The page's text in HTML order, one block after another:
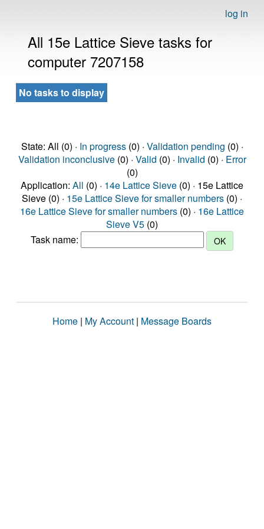
log in
All 15e Lattice Sieve tasks for
computer 7207158
No tasks to display
State: All (0) · In progress(0) · Validation pending (0) ·
Validation inconclusive(0) · Valid (0) · Invalid (0) · Error
(0)
Application: All (0) · 14e Lattice Sieve (0) · 15e Lattice
Sieve (0) · 15e Lattice Sieve for smaller numbers (0) ·
16e Lattice Sieve for smaller numbers (0) · 16e Lattice
Sieve V5 (0)
Task name:
Home | My Account | Message Boards